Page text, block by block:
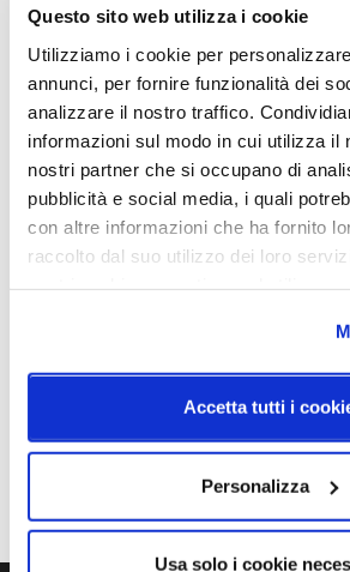
Questo sito web utilizza i cookie
Utilizziamo i cookie per
annunci, per fornire funzionalità dei
analizzare il nostro traffico.
informazioni sul modo in cui utilizza il
nostri partner che si occupano di
pubblicità e social media, i quali
con altre informazioni che ha fornito
raccolto dal suo utilizzo dei loro
Accetta tutti i
Personalizza
Usa solo i cookie
Dimensione e Potenza Ø17
H. 229mm - P. 16mm - Dimensione foro:
topLED CRI 90 | 220-240 V | 36 W DC -
Caratteristiche
Cod.Art.
CA066DBBMDI
Ø17
Led
Dimmerazione
A++
IP